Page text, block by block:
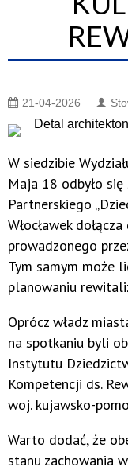
21-04-2026
W siedzibie
Maja 18 odbyło
Partnerskiego
Włocławek
prowadzonego
Tym samym może
planowaniu
Oprócz władz
na spotkaniu byli
Instytutu
Kompetencji ds.
woj. kujawsko-
Warto dodać, że
stanu zachowania